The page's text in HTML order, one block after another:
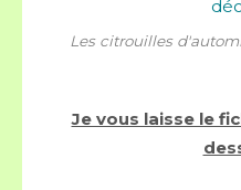
Les citrouilles
Je vous laisse le